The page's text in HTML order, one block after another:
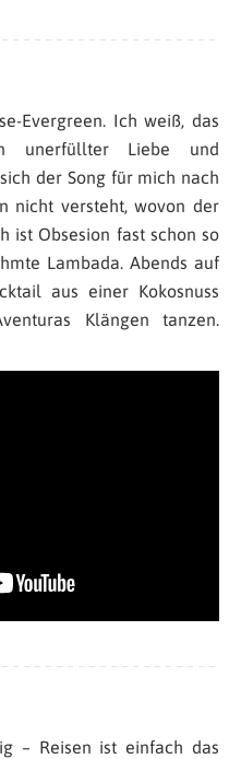
Evergreen. Ich weiß, das
unerfüllter Liebe und
der Song für mich nach
nicht versteht, wovon der
ist Obsesion fast schon so
Lambada. Abends auf
aus einer Kokosnuss
Klängen tanzen.
– Reisen ist einfach das